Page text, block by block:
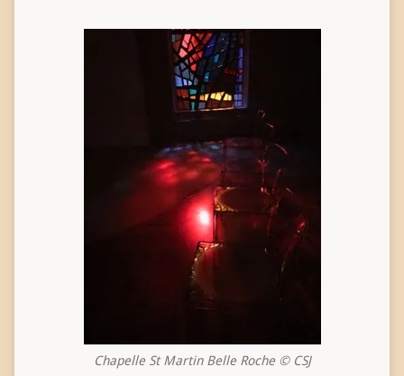
Chapelle St Martin Belle Roche © CSJ